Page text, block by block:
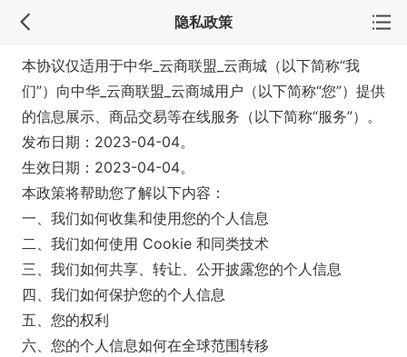
隐私政策
本协议仅适用于中华_云商联盟_云商城（以下简称“我
们”）向中华_云商联盟_云商城用户（以下简称“您”）提供
的信息展示、商品交易等在线服务（以下简称“服务”）。
发布日期：2023-04-04。
生效日期：2023-04-04。
本政策将帮助您了解以下内容：
一、我们如何收集和使用您的个人信息
二、我们如何使用 Cookie 和同类技术
三、我们如何共享、转让、公开披露您的个人信息
四、我们如何保护您的个人信息
五、您的权利
六、您的个人信息如何在全球范围转移